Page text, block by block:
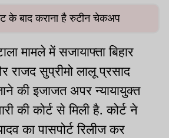
के बाद कराना है रुटीन चेकअप
मामले में सजायाफ्ता बिहार
राजद सुप्रीमो लालू प्रसाद
की इजाजत अपर न्यायायुक्त
की कोर्ट से मिली है. कोर्ट ने
का पासपोर्ट रिलीज कर